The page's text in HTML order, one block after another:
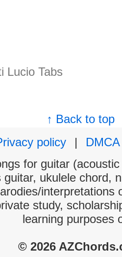
Lucio Tabs
↑ Back to top
policy
|
DMCA
for guitar
ukulele chord,
interpretations
study,
learning purposes
© 2026